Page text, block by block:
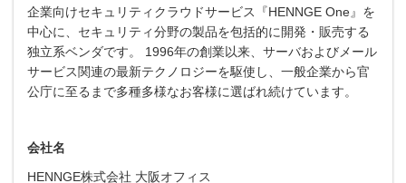
企業向けセキュリティクラウドサービス『HENNGE One』を
中心に、セキュリティ分野の製品を包括的に開発・販売する
独立系ベンダです。 1996年の創業以来、サーバおよびメール
サービス関連の最新テクノロジーを駆使し、一般企業から官
公庁に至るまで多種多様なお客様に選ばれ続けています。
会社名
HENNGE株式会社 大阪オフィス